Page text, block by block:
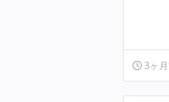
3ヶ